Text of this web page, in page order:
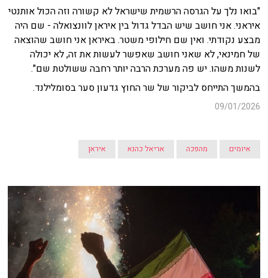
"בואו נלך על הגרסה הרשמית שישראל לא קשורה וזה הכול אותנטי
איראני. אני חושב שיש הבדל גדול בין איראן לוונצואלה - שם היה
מבצע נקודתי. ואין שם חילופי משטר. באיראן אני חושב שהוצאה
של חמינאי, לא שאני חושב שאפשר לעשות את זה, לא יכולה
לשנות משהו. יש פה מערכת הרבה יותר רחבה ששולטת שם".
בהמשך התייחס לביקור של שר החוץ גדעון סער בסומלילנד.
09/01/2026
איומים מהפכה אריאל כהנא איראן